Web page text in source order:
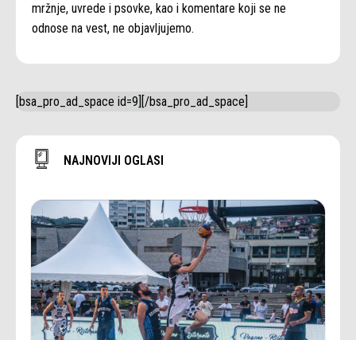
mržnje, uvrede i psovke, kao i komentare koji se ne
odnose na vest, ne objavljujemo.
[bsa_pro_ad_space id=9][/bsa_pro_ad_space]
NAJNOVIJI OGLASI